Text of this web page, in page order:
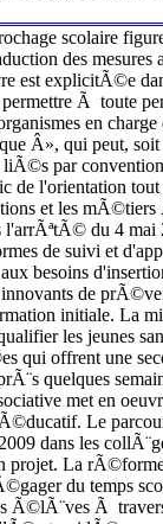
scolaire
des
est explicitÃ©e
Ã toute
en
Â», qui peut, soit
par
de l'orientation
et les
l'arrÃªtÃ© du 4
de suivi et
besoins
de
initiale. La
les jeunes
qui offrent une
quelques
met en
Le
dans les
projet. La
du
Ã©lÃ¨ves Ã